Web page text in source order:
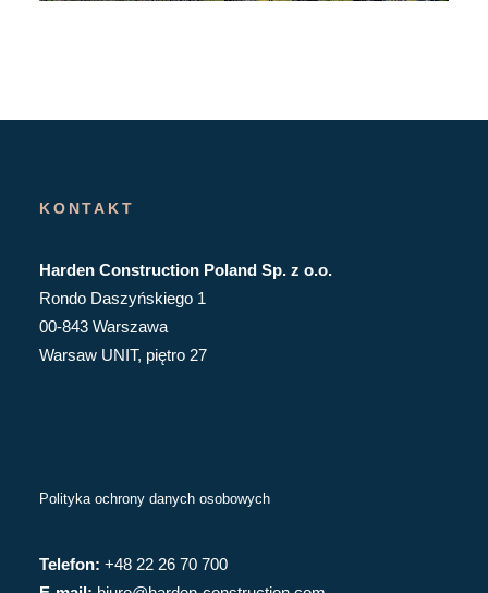
KONTAKT
Harden Construction Poland Sp. z o.o.
Rondo Daszyńskiego 1
00-843 Warszawa
Warsaw UNIT, piętro 27
Polityka ochrony danych osobowych
Telefon: +48 22 26 70 700